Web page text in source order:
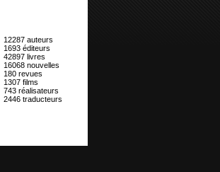
12287 auteurs
1693 éditeurs
42897 livres
16068 nouvelles
180 revues
1307 films
743 réalisateurs
2446 traducteurs